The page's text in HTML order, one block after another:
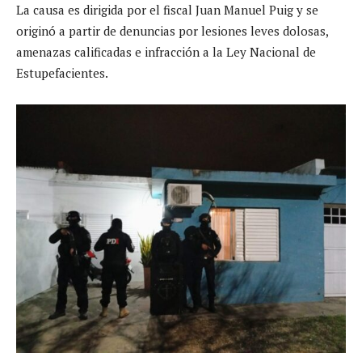
La causa es dirigida por el fiscal Juan Manuel Puig y se
originó a partir de denuncias por lesiones leves dolosas,
amenazas calificadas e infracción a la Ley Nacional de
Estupefacientes.